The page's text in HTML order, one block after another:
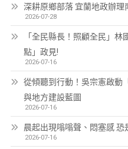
深耕原鄉部落 宜蘭地政辦
2026-07-28
「全民縣長！照顧全民」
點」政見!
2026-07-16
從傾聽到行動！吳宗憲啟
與地方建設藍圖
2026-07-16
晨起出現嗡嗡聲、悶塞感 恐
2026-07-16